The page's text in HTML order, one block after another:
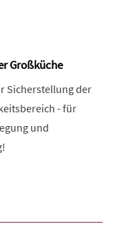
Großküche
Sicherstellung der
- für
und